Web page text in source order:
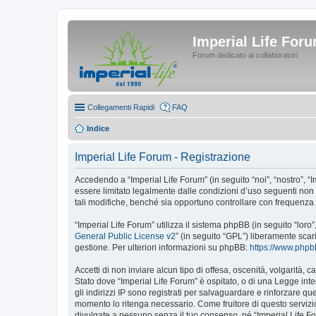
Imperial Life
Forum dedicato ai collaboratori
Collegamenti Rapidi FAQ
Indice
Imperial Life Forum - Registrazione
Accedendo a “Imperial Life Forum” (in seguito “noi”,
essere limitato legalmente dalle condizioni d’uso seguenti
tali modifiche, benché sia opportuno controllare con
“Imperial Life Forum” utilizza il sistema phpBB (in seguito
General Public License v2” (in seguito “GPL”) liberamente
gestione. Per ulteriori informazioni su phpBB: https://
Accetti di non inviare alcun tipo di offesa, oscenità, volgarità,
Stato dove “Imperial Life Forum” è ospitato, o di una Legge
gli indirizzi IP sono registrati per salvaguardare e rinforzare
momento lo ritenga necessario. Come fruitore di questo